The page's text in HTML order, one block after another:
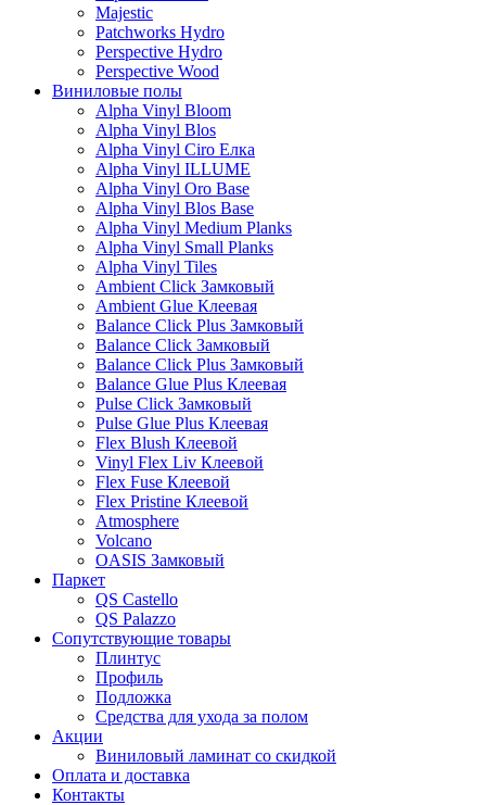
Majestic
Patchworks Hydro
Perspective Hydro
Perspective Wood
Виниловые полы
Alpha Vinyl Bloom
Alpha Vinyl Blos
Alpha Vinyl Ciro Елка
Alpha Vinyl ILLUME
Alpha Vinyl Oro Base
Alpha Vinyl Blos Base
Alpha Vinyl Medium Planks
Alpha Vinyl Small Planks
Alpha Vinyl Tiles
Ambient Click Замковый
Ambient Glue Клеевая
Balance Click Plus Замковый
Balance Click Замковый
Balance Click Plus Замковый
Balance Glue Plus Клеевая
Pulse Click Замковый
Pulse Glue Plus Клеевая
Flex Blush Клеевой
Vinyl Flex Liv Клеевой
Flex Fuse Клеевой
Flex Pristine Клеевой
Atmosphere
Volcano
OASIS Замковый
Паркет
QS Castello
QS Palazzo
Сопутствующие товары
Плинтус
Профиль
Подложка
Средства для ухода за полом
Акции
Виниловый ламинат со скидкой
Оплата и доставка
Контакты